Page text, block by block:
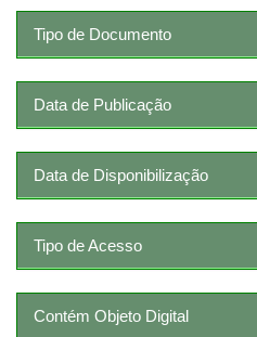
Tipo de Documento
Data de Publicação
Data de Disponibilização
Tipo de Acesso
Contém Objeto Digital